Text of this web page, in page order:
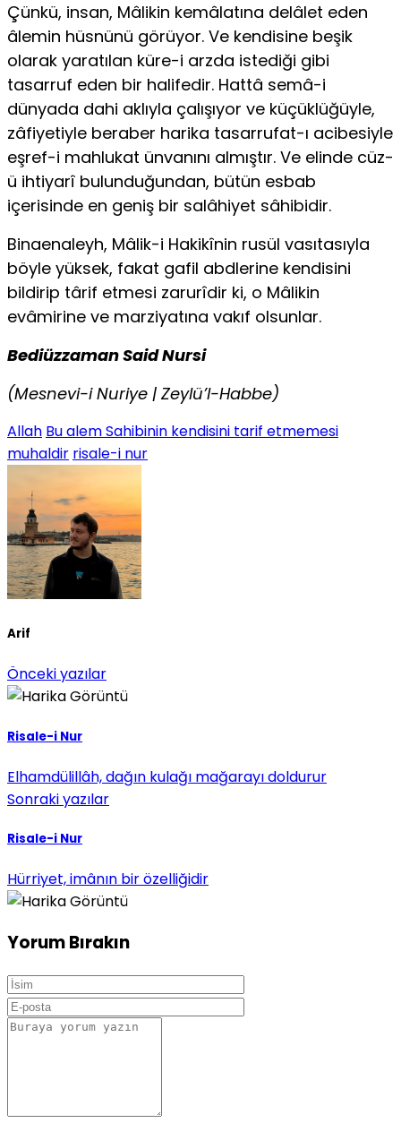
Çünkü, insan, Mâlikin kemâlatına delâlet eden
âlemin hüsnünü görüyor. Ve kendisine beşik
olarak yaratılan küre-i arzda istediği gibi
tasarruf eden bir halifedir. Hattâ semâ-i
dünyada dahi aklıyla çalışıyor ve küçüklüğüyle,
zâfiyetiyle beraber harika tasarrufat-ı acibesiyle
eşref-i mahlukat ünvanını almıştır. Ve elinde cüz-
ü ihtiyarî bulunduğundan, bütün esbab
içerisinde en geniş bir salâhiyet sâhibidir.
Binaenaleyh, Mâlik-i Hakikînin rusül vasıtasıyla
böyle yüksek, fakat gafil abdlerine kendisini
bildirip târif etmesi zarurîdir ki, o Mâlikin
evâmirine ve marziyatına vakıf olsunlar.
Bediüzzaman Said Nursi
(Mesnevi-i Nuriye | Zeylü’l-Habbe)
Allah Bu alem Sahibinin kendisini tarif etmemesi
muhaldir risale-i nur
Arif
Önceki yazılar
Risale-i Nur
Elhamdülillâh, dağın kulağı mağarayı doldurur
Sonraki yazılar
Risale-i Nur
Hürriyet, imânın bir özelliğidir
Yorum Bırakın